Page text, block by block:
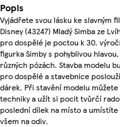
Popis
Vyjádřete svou lásku ke slavným
Disney (43247) Mladý Simba ze
pro dospělé je poctou k 30.
figurka Simby s pohyblivou
různých pózách. Stavba modelu
pro dospělé a stavebnice
dárek. Při stavění modelu
techniky a užít si pocit tvůrčí
poslední dílek na místo a umístíte
všem na odiv.